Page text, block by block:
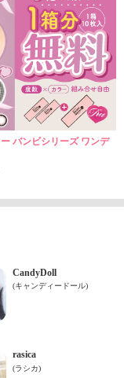
バンビシリーズ ワンデ